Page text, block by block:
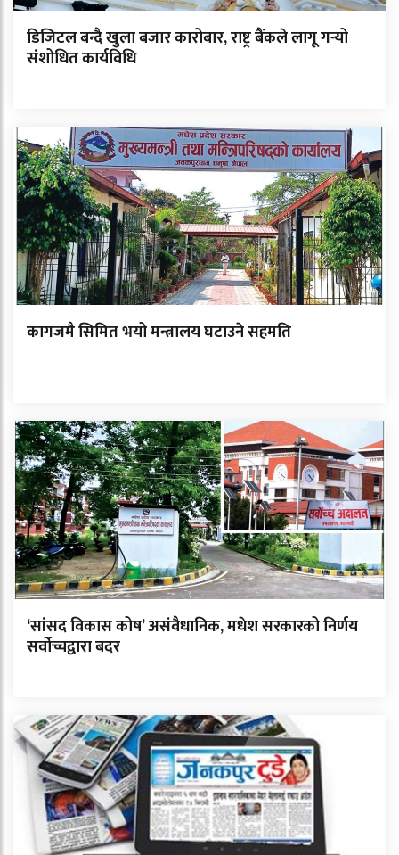
डिजिटल बन्दै खुला बजार कारोबार, राष्ट्र बैंकले लागू गर्‍यो
संशोधित कार्यविधि
कागजमै सिमित भयो मन्त्रालय घटाउने सहमति
‘सांसद विकास कोष’ असंवैधानिक, मधेश सरकारको निर्णय
सर्वोच्चद्वारा बदर